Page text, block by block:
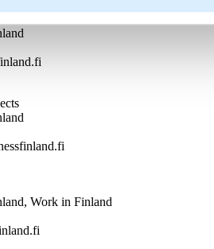
Work in Finland